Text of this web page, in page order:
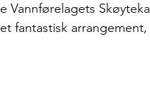
Vannførelagets
fantastisk